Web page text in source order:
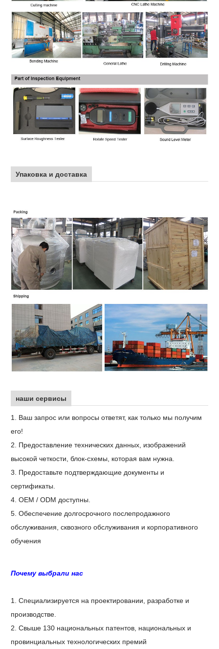
Упаковка и доставка
наши сервисы
1. Ваш запрос или вопросы ответят, как только мы получим
его!
2. Предоставление технических данных, изображений
высокой четкости, блок-схемы, которая вам нужна.
3. Предоставьте подтверждающие документы и
сертификаты.
4. OEM / ODM доступны.
5. Обеспечение долгосрочного послепродажного
обслуживания, сквозного обслуживания и корпоративного
обучения
Почему выбрали нас
1. Специализируется на проектировании, разработке и
производстве.
2. Свыше 130 национальных патентов, национальных и
провинциальных технологических премий